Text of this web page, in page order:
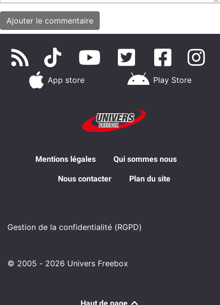
App store Play Store
Mentions légales Qui sommes nous
Nous contacter Plan du site
Gestion de la confidentialité (RGPD)
© 2005 - 2026 Univers Freebox